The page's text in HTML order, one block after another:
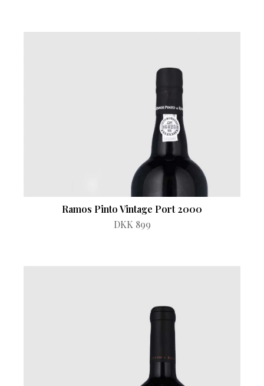
Ramos Pinto Vintage Port 2000
DKK 899